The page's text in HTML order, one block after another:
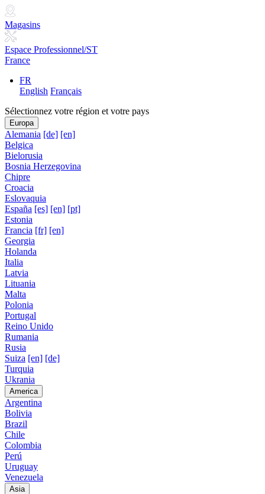
Magasins
Espace Professionnel/ST
France
FR
English Français
Sélectionnez votre région et votre pays
Europa
Alemania [de] [en]
Belgica
Bielorusia
Bosnia Herzegovina
Chipre
Croacia
Eslovaquia
España [es] [en] [pt]
Estonia
Francia [fr] [en]
Georgia
Holanda
Italia
Latvia
Lituania
Malta
Polonia
Portugal
Reino Unido
Rumania
Rusia
Suiza [en] [de]
Turquia
Ukrania
America
Argentina
Bolivia
Brazil
Chile
Colombia
Perú
Uruguay
Venezuela
Asia